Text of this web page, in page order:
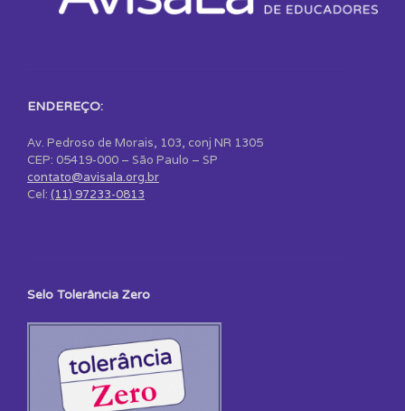
ENDEREÇO:
Av. Pedroso de Morais, 103, conj NR 1305
CEP: 05419-000 – São Paulo – SP
contato@avisala.org.br
Cel: (11) 97233-0813
Selo Tolerância Zero